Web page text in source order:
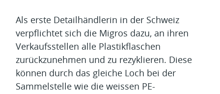
Als erste Detailhändlerin in der Schweiz
verpflichtet sich die Migros dazu, an ihren
Verkaufsstellen alle Plastikflaschen
zurückzunehmen und zu rezyklieren. Diese
können durch das gleiche Loch bei der
Sammelstelle wie die weissen PE-